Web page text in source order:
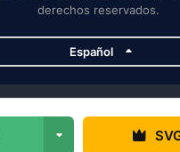
derechos reservados.
Español